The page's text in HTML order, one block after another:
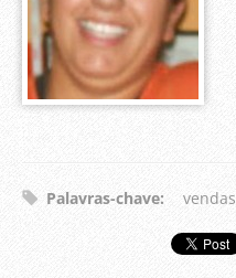
Palavras-chave: vendas